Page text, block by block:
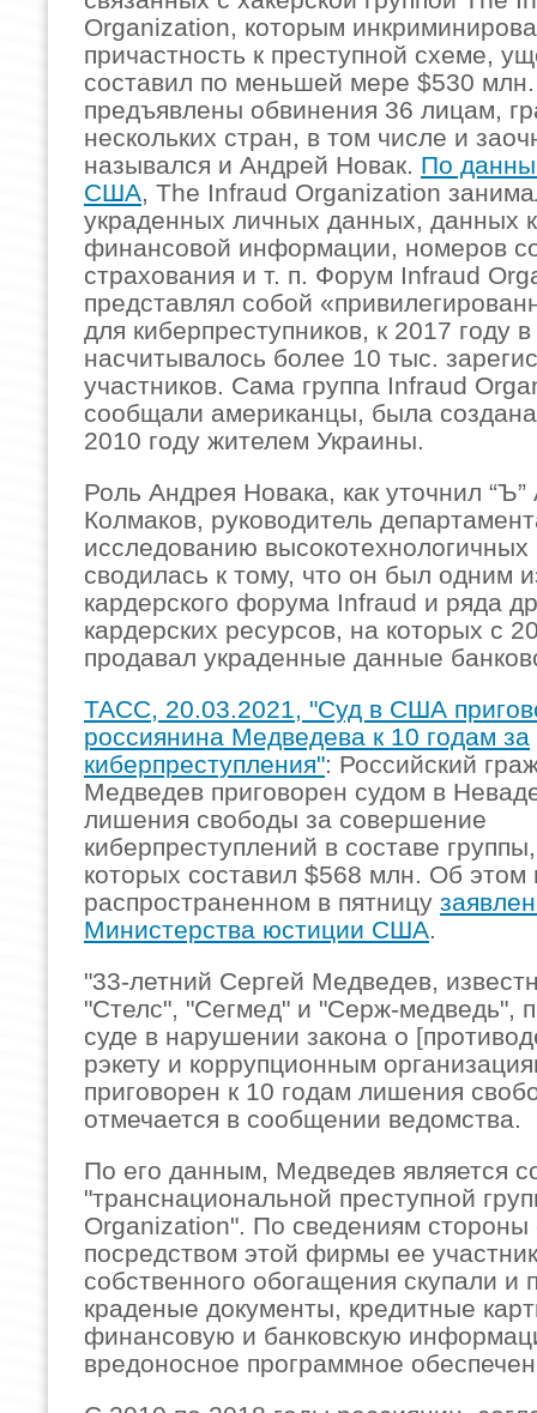
Organization, которым
причастность к преступной схеме,
составил по меньшей мере $530
предъявлены обвинения 36 лицам,
нескольких стран, в том числе и
назывался и Андрей Новак. По
США, The Infraud Organization
украденных личных данных, данных
финансовой информации, номеров
страхования и т. п. Форум Infraud
представлял собой
для киберпреступников, к 2017 году
насчитывалось более 10 тыс.
участников. Сама группа Infraud
сообщали американцы, была
2010 году жителем Украины.
Роль Андрея Новака, как уточнил
Колмаков, руководитель
исследованию высокотехнологичных
сводилась к тому, что он был одним
кардерского форума Infraud и ряда
кардерских ресурсов, на которых с
продавал украденные данные
ТАСС, 20.03.2021, "Суд в США
россиянина Медведева к 10 годам за
киберпреступления": Российский
Медведев приговорен судом в
лишения свободы за совершение
киберпреступлений в составе
которых составил $568 млн. Об этом
распространенном в пятницу
Министерства юстиции США.
"33-летний Сергей Медведев,
"Стелс", "Сегмед" и "Серж-медведь",
суде в нарушении закона о
рэкету и коррупционным
приговорен к 10 годам лишения
отмечается в сообщении ведомства.
По его данным, Медведев является
"транснациональной преступной
Organization". По сведениям стороны
посредством этой фирмы ее
собственного обогащения скупали и
краденые документы, кредитные
финансовую и банковскую
вредоносное программное